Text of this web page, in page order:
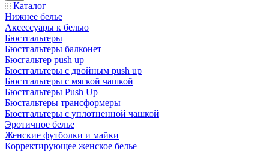
Каталог
Нижнее белье
Аксессуары к белью
Бюстгальтеры
Бюстгальтеры балконет
Бюсгальтер push up
Бюстгальтеры с двойным push up
Бюстгальтеры с мягкой чашкой
Бюстгальтеры Push Up
Бюстальтеры трансформеры
Бюстгальтеры с уплотненной чашкой
Эротичное белье
Женские футболки и майки
Корректирующее женское белье